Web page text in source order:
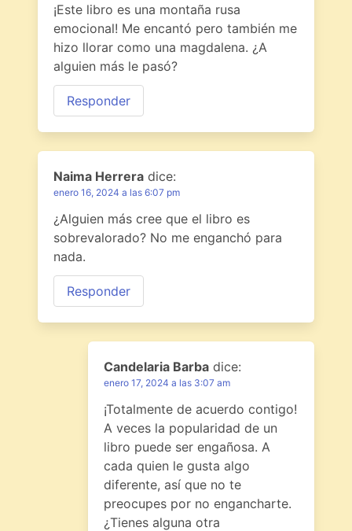
¡Este libro es una montaña rusa
emocional! Me encantó pero también me
hizo llorar como una magdalena. ¿A
alguien más le pasó?
Responder
Naima Herrera dice:
enero 16, 2024 a las 6:07 pm
¿Alguien más cree que el libro es
sobrevalorado? No me enganchó para
nada.
Responder
Candelaria Barba dice:
enero 17, 2024 a las 3:07 am
¡Totalmente de acuerdo contigo!
A veces la popularidad de un
libro puede ser engañosa. A
cada quien le gusta algo
diferente, así que no te
preocupes por no engancharte.
¿Tienes alguna otra